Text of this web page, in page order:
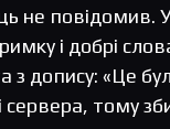
не повідомив.
і добрі
допису: «Це
сервера, тому